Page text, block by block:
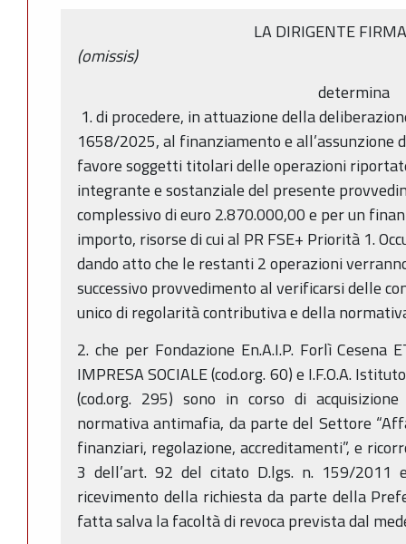
LA DIRIGENTE
(omissis)
determina
1. di procedere, in attuazione della
1658/2025, al finanziamento e all’assunzione
favore soggetti titolari delle operazioni
integrante e sostanziale del presente
complessivo di euro 2.870.000,00 e per un
importo, risorse di cui al PR FSE+ Priorità 1.
dando atto che le restanti 2 operazioni
successivo provvedimento al verificarsi delle
unico di regolarità contributiva e della
2. che per Fondazione En.A.I.P. Forlì Cesena
IMPRESA SOCIALE (cod.org. 60) e I.F.O.A.
(cod.org. 295) sono in corso di
normativa antimafia, da parte del Settore
finanziari, regolazione, accreditamenti”, e
3 dell’art. 92 del citato D.lgs. n. 159/2011
ricevimento della richiesta da parte della
fatta salva la facoltà di revoca prevista dal